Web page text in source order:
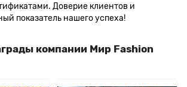
Доверие клиентов и
показатель нашего успеха!
компании Мир Fashion